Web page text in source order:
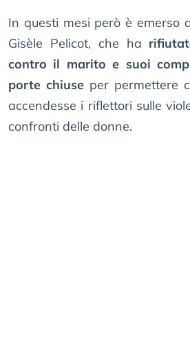
In questi mesi però è emerso
Gisèle Pelicot, che ha
contro il marito e suoi
porte chiuse per permettere
accendesse i riflettori sulle
confronti delle donne.